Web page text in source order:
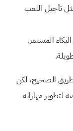
تأجيل اللعب
المستمر.
الصحيح، لكن
لتطوير مهاراته